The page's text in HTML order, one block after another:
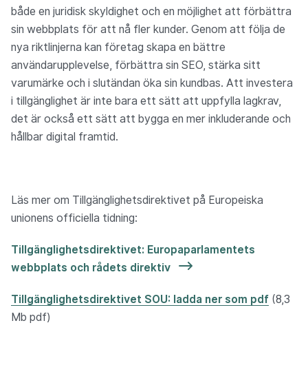
både en juridisk skyldighet och en möjlighet att förbättra
sin webbplats för att nå fler kunder. Genom att följa de
nya riktlinjerna kan företag skapa en bättre
användarupplevelse, förbättra sin SEO, stärka sitt
varumärke och i slutändan öka sin kundbas. Att investera
i tillgänglighet är inte bara ett sätt att uppfylla lagkrav,
det är också ett sätt att bygga en mer inkluderande och
hållbar digital framtid.
Läs mer om Tillgänglighetsdirektivet på Europeiska
unionens officiella tidning:
Tillgänglighetsdirektivet: Europaparlamentets
webbplats och rådets direktiv
Tillgänglighetsdirektivet SOU: ladda ner som pdf (8,3
Mb pdf)